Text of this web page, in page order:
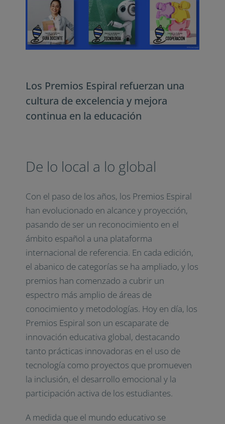
Los Premios Espiral refuerzan una
cultura de excelencia y mejora
continua en la educación
De lo local a lo global
Con el paso de los años, los Premios Espiral
han evolucionado en alcance y proyección,
pasando de ser un reconocimiento en el
ámbito español a una plataforma
internacional de referencia. En cada edición,
el abanico de categorías se ha ampliado, y los
premios han comenzado a cubrir un
espectro más amplio de áreas de
conocimiento y metodologías. Hoy en día, los
Premios Espiral son un escaparate de
innovación educativa global, destacando
tanto prácticas innovadoras en el uso de
tecnología como proyectos que promueven
la inclusión, el desarrollo emocional y la
participación activa de los estudiantes.
A medida que el mundo educativo se